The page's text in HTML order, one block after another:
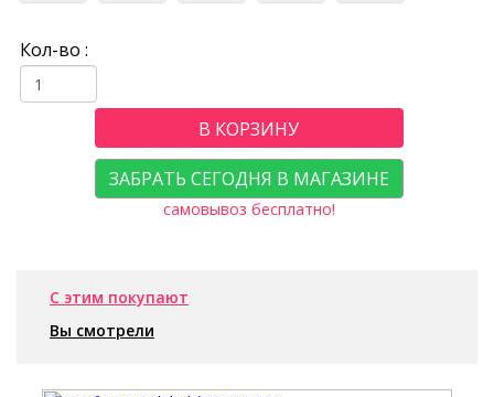
Кол-во :
В КОРЗИНУ
ЗАБРАТЬ СЕГОДНЯ В МАГАЗИНЕ
самовывоз бесплатно!
С этим покупают
Вы смотрели